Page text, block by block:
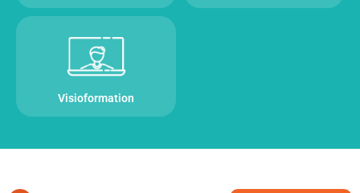
Visioformation